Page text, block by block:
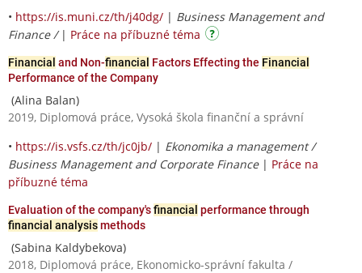
• https://is.muni.cz/th/j40dg/ | Business Management and
Finance / | Práce na příbuzné téma
Financial and Non-financial Factors Effecting the Financial
Performance of the Company
(Alina Balan)
2019, Diplomová práce, Vysoká škola finanční a správní
• https://is.vsfs.cz/th/jc0jb/ | Ekonomika a management /
Business Management and Corporate Finance| Práce na
příbuzné téma
Evaluation of the company'sfinancial performance through
financial analysismethods
(Sabina Kaldybekova)
2018, Diplomová práce, Ekonomicko-správní fakulta /